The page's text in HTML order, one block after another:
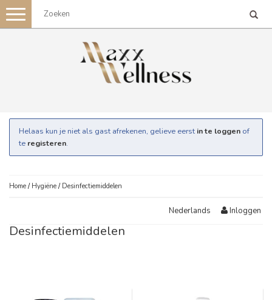
Toggle
navigation
Helaas kun je niet als gast afrekenen, gelieve eerst in te loggen of
te registeren.
Home / Hygiëne / Desinfectiemiddelen
Nederlands Inloggen
Desinfectiemiddelen